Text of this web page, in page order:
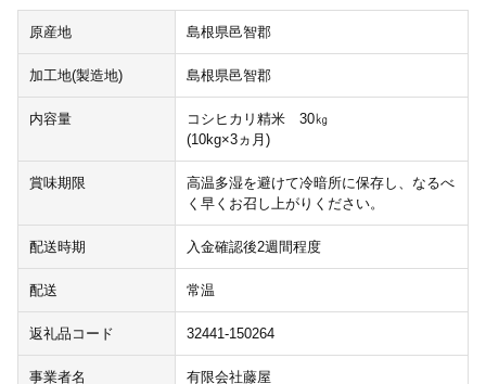
原産地 島根県邑智郡
加工地(製造地) 島根県邑智郡
内容量
コシヒカリ精米 30㎏
(10kg×3ヵ月)
賞味期限
高温多湿を避けて冷暗所に保存し、なるべ
く早くお召し上がりください。
配送時期 入金確認後2週間程度
配送 常温
返礼品コード 32441-150264
事業者名 有限会社藤屋